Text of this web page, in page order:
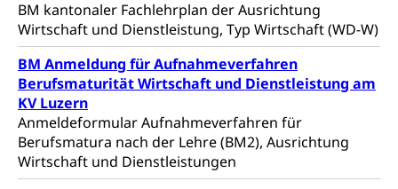
BM kantonaler Fachlehrplan der Ausrichtung
Wirtschaft und Dienstleistung, Typ Wirtschaft (WD-W)
BM Anmeldung für Aufnahmeverfahren
Berufsmaturität Wirtschaft und Dienstleistung am
KV Luzern
Anmeldeformular Aufnahmeverfahren für
Berufsmatura nach der Lehre (BM2), Ausrichtung
Wirtschaft und Dienstleistungen
Wildtiere
Halten von Wildtieren
Haltung Heimtiere
Ärztliche Todesbescheinigung
Sicherheit
Armee
Militär, Militärdienst, Militärdienstpflicht,
Wehrpflicht, Berufssoldat, Militärdienstverweigerer,
Dienstverweigerer, Militärdienstverweigerung,
Wehrpflichtersatz, Wehrpflichtersatzabgabe